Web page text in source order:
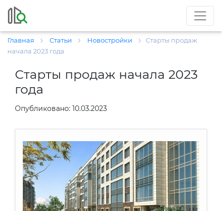
Главная Статьи Новостройки
Старты продаж
начала 2023 года
Старты продаж начала 2023
года
Опубликовано: 10.03.2023